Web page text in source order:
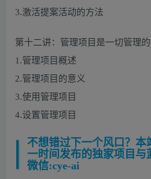
3.激活提案活动的方法
第十二讲：管理项目是一切管理
1.管理项目概述
2.管理项目的意义
3.使用管理项目
4.设置管理项目
不想错过下一个风口？本
一时间发布的独家项目与
微信:cye-ai